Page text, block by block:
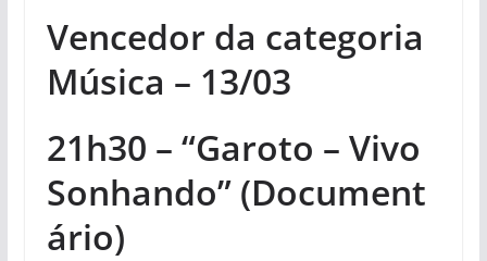
Vencedor da categoria
Música – 13/03
21h30 – “Garoto – Vivo
Sonhando” (Document
ário)